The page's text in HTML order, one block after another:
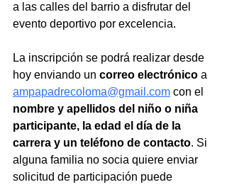
a las calles del barrio a disfrutar del
evento deportivo por excelencia.
La inscripción se podrá realizar desde
hoy enviando un correo electrónico a
ampapadrecoloma@gmail.com con el
nombre y apellidos del niño o niña
participante, la edad el día de la
carrera y un teléfono de contacto. Si
alguna familia no socia quiere enviar
solicitud de participación puede